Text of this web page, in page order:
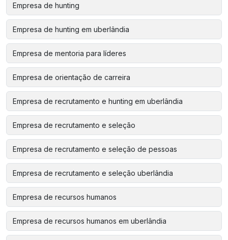
Empresa de hunting
Empresa de hunting em uberlândia
Empresa de mentoria para líderes
Empresa de orientação de carreira
Empresa de recrutamento e hunting em uberlândia
Empresa de recrutamento e seleção
Empresa de recrutamento e seleção de pessoas
Empresa de recrutamento e seleção uberlândia
Empresa de recursos humanos
Empresa de recursos humanos em uberlândia